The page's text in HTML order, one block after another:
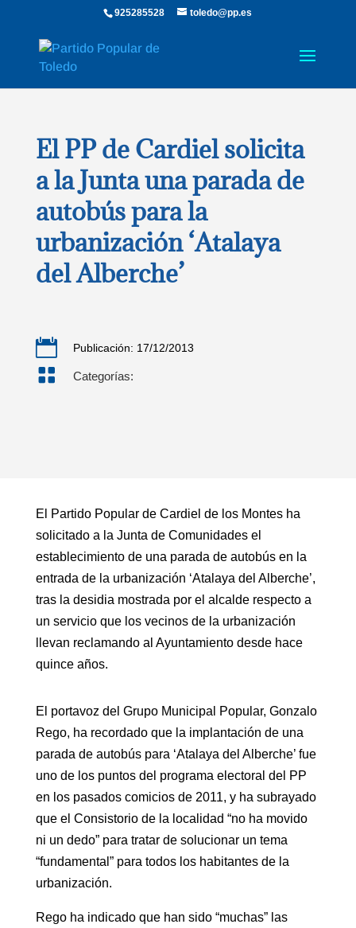
925285528 toledo@pp.es
El PP de Cardiel solicita
a la Junta una parada de
autobús para la
urbanización ‘Atalaya
del Alberche’
 Publicación: 17/12/2013
 Categorías:
El Partido Popular de Cardiel de los Montes ha
solicitado a la Junta de Comunidades el
establecimiento de una parada de autobús en la
entrada de la urbanización ‘Atalaya del Alberche’,
tras la desidia mostrada por el alcalde respecto a
un servicio que los vecinos de la urbanización
llevan reclamando al Ayuntamiento desde hace
quince años.
El portavoz del Grupo Municipal Popular, Gonzalo
Rego, ha recordado que la implantación de una
parada de autobús para ‘Atalaya del Alberche’ fue
uno de los puntos del programa electoral del PP
en los pasados comicios de 2011, y ha subrayado
que el Consistorio de la localidad “no ha movido
ni un dedo” para tratar de solucionar un tema
“fundamental” para todos los habitantes de la
urbanización.
Rego ha indicado que han sido “muchas” las